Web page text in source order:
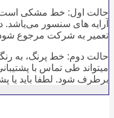
حالت اول: خط مشکی است
آرایه های سنسور
تعمیر به شرکت مرجوع
حالت دوم: خط پرنگ، به
میتواند طی تماس با
برطرف شود. لطفا باید یا